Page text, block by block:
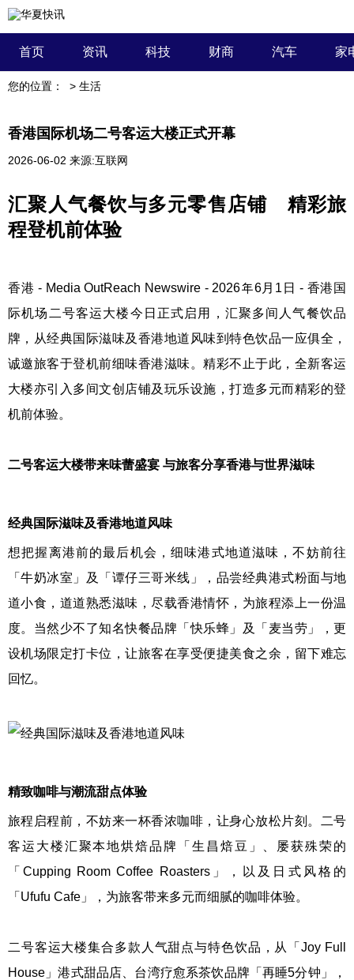
首页 资讯 科技 财商 汽车 家
您的位置： > 生活
香港国际机场二号客运大楼正式开幕
2026-06-02 来源:互联网
汇聚人气餐饮与多元零售店铺 精彩旅
程登机前体验
香港 - Media OutReach Newswire - 2026年6月1日 - 香港国
际机场二号客运大楼今日正式启用，汇聚多间人气餐饮品
牌，从经典国际滋味及香港地道风味到特色饮品一应俱全，
诚邀旅客于登机前细味香港滋味。精彩不止于此，全新客运
大楼亦引入多间文创店铺及玩乐设施，打造多元而精彩的登
机前体验。
二号客运大楼带来味蕾盛宴 与旅客分享香港与世界滋味
经典国际滋味及香港地道风味
想把握离港前的最后机会，细味港式地道滋味，不妨前往
「牛奶冰室」及「谭仔三哥米线」，品尝经典港式粉面与地
道小食，道道熟悉滋味，尽载香港情怀，为旅程添上一份温
度。当然少不了知名快餐品牌「快乐蜂」及「麦当劳」，更
设机场限定打卡位，让旅客在享受便捷美食之余，留下难忘
回忆。
精致咖啡与潮流甜点体验
旅程启程前，不妨来一杯香浓咖啡，让身心放松片刻。二号
客运大楼汇聚本地烘焙品牌「生昌焙豆」、屡获殊荣的
「Cupping Room Coffee Roasters」，以及日式风格的
「Ufufu Cafe」，为旅客带来多元而细腻的咖啡体验。
二号客运大楼集合多款人气甜点与特色饮品，从「Joy Full
House」港式甜品店、台湾疗愈系茶饮品牌「再睡5分钟」，